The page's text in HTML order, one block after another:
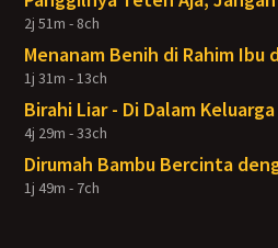
2j 51m - 8ch
Menanam Benih di Rahim Ibu
1j 31m - 13ch
Birahi Liar - Di Dalam
4j 29m - 33ch
Dirumah Bambu Bercinta
1j 49m - 7ch